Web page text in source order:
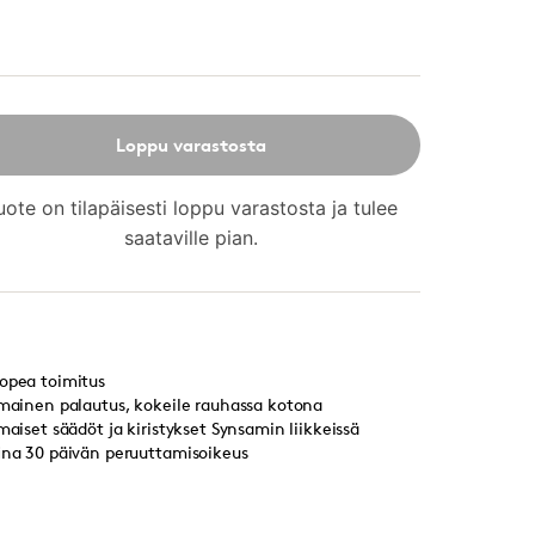
Loppu varastosta
on tilapäisesti loppu varastosta ja tulee
saataville pian.
toimitus
palautus, kokeile rauhassa kotona
säädöt ja kiristykset Synsamin liikkeissä
30 päivän peruuttamisoikeus